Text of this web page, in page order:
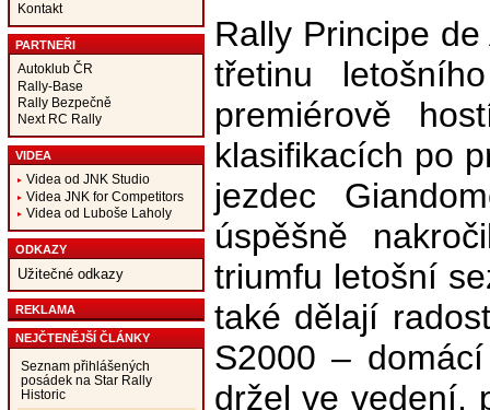
Kontakt
PARTNEŘI
Autoklub ČR
Rally-Base
Rally Bezpečně
Next RC Rally
VIDEA
Videa od JNK Studio
Videa JNK for Competitors
Videa od Luboše Laholy
ODKAZY
Užitečné odkazy
REKLAMA
NEJČTENĚJŠÍ ČLÁNKY
Seznam přihlášených
posádek na Star Rally
Historic
Rally Principe
třetinu
premiérově
klasifikacích po
jezdec
úspěšně
triumfu letošní
také dělají
S2000 –
držel ve vedení,